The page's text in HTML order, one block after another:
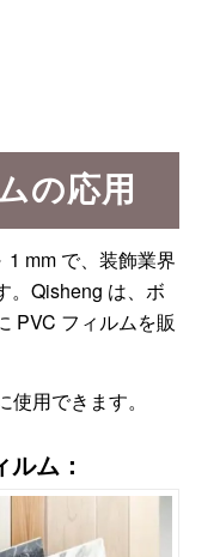
の応用
1 mm で、装飾業界
。Qisheng は、ボ
PVC フィルムを販
用できます。
ム：